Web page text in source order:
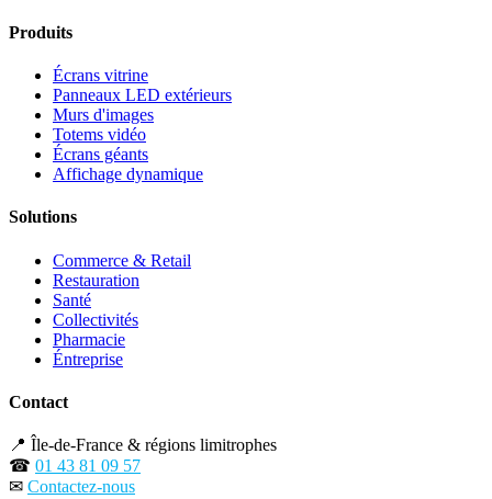
Produits
Écrans vitrine
Panneaux LED extérieurs
Murs d'images
Totems vidéo
Écrans géants
Affichage dynamique
Solutions
Commerce & Retail
Restauration
Santé
Collectivités
Pharmacie
Éntreprise
Contact
📍 Île-de-France & régions limitrophes
☎ 01 43 81 09 57
✉ Contactez-nous